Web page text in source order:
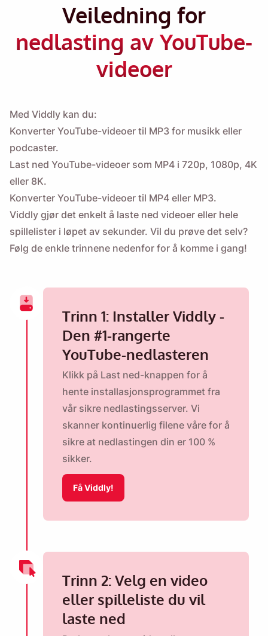
Veiledning for
nedlasting av YouTube-
videoer
Med Viddly kan du:
Konverter YouTube-videoer til MP3 for musikk eller
podcaster.
Last ned YouTube-videoer som MP4 i 720p, 1080p, 4K
eller 8K.
Konverter YouTube-videoer til MP4 eller MP3.
Viddly gjør det enkelt å laste ned videoer eller hele
spillelister i løpet av sekunder. Vil du prøve det selv?
Følg de enkle trinnene nedenfor for å komme i gang!
Trinn 1: Installer Viddly -
Den #1-rangerte
YouTube-nedlasteren
Klikk på Last ned-knappen for å
hente installasjonsprogrammet fra
vår sikre nedlastingsserver. Vi
skanner kontinuerlig filene våre for å
sikre at nedlastingen din er 100 %
sikker.
Få Viddly!
Trinn 2: Velg en video
eller spilleliste du vil
laste ned